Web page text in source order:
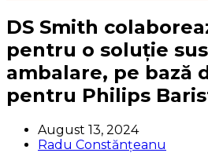
DS Smith
pentru o soluție
ambalare, pe bază
pentru Philips
August 13, 2024
Radu Constănțeanu